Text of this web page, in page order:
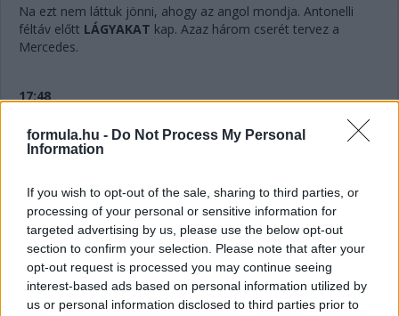
formula.hu - Do Not Process My Personal
Information
If you wish to opt-out of the sale, sharing to third parties, or
processing of your personal or sensitive information for
targeted advertising by us, please use the below opt-out
section to confirm your selection. Please note that after your
opt-out request is processed you may continue seeing
interest-based ads based on personal information utilized by
us or personal information disclosed to third parties prior to
Na ezt nem láttuk jönni, ahogy az angol mondja. Antonelli
féltáv előtt LÁGYAKAT kap. Azaz három cserét tervez a
Mercedes.
17:48
Verstappennek ezúttal nem tudták leszedni a
jobb elsőjét, így aztán a második cseréje után a tökutolsó
helyre jön vissza. Persze ebben az is benne van, hogy egyedül
közepeseket.
17:47
Piastriról nem ejtettünk mostanában egy árva szót sem. Nos,
hat másodperccel vezet Russell előtt, Leclerc tempóját
hozza...